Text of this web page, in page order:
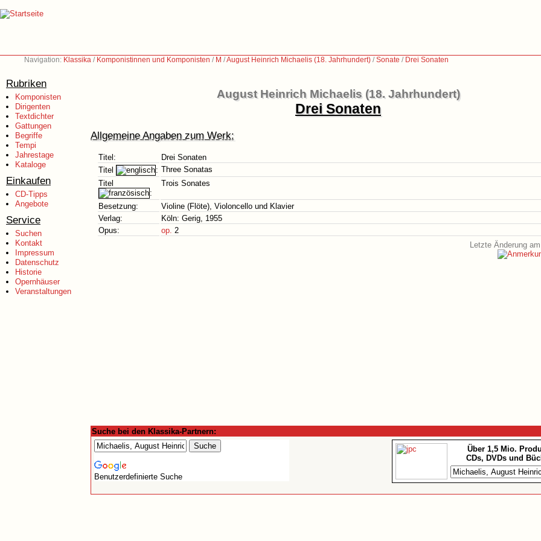
Navigation: Klassika / Komponistinnen und Komponisten / M /August Heinrich Michaelis (18. Jahrhundert) /Sonate / Drei Sonaten
Rubriken
Komponisten
Dirigenten
Textdichter
Gattungen
Begriffe
Tempi
Jahrestage
Kataloge
Einkaufen
CD-Tipps
Angebote
Service
Suchen
Kontakt
Impressum
Datenschutz
Historie
Opernhäuser
Veranstaltungen
August Heinrich Michaelis (18. Jahrhundert)
Drei Sonaten
Allgemeine Angaben zum Werk:
Titel:
Drei Sonaten
Titel
: Three Sonatas
Titel
:
Trois Sonates
Besetzung:
Violine (Flöte), Violoncello und Klavier
Verlag:
Köln: Gerig, 1955
Opus:
op. 2
Letzte Änderung
Suche bei den Klassika-Partnern:
Benutzerdefinierte Suche
Über 1,5 Mio.
CDs, DVDs und